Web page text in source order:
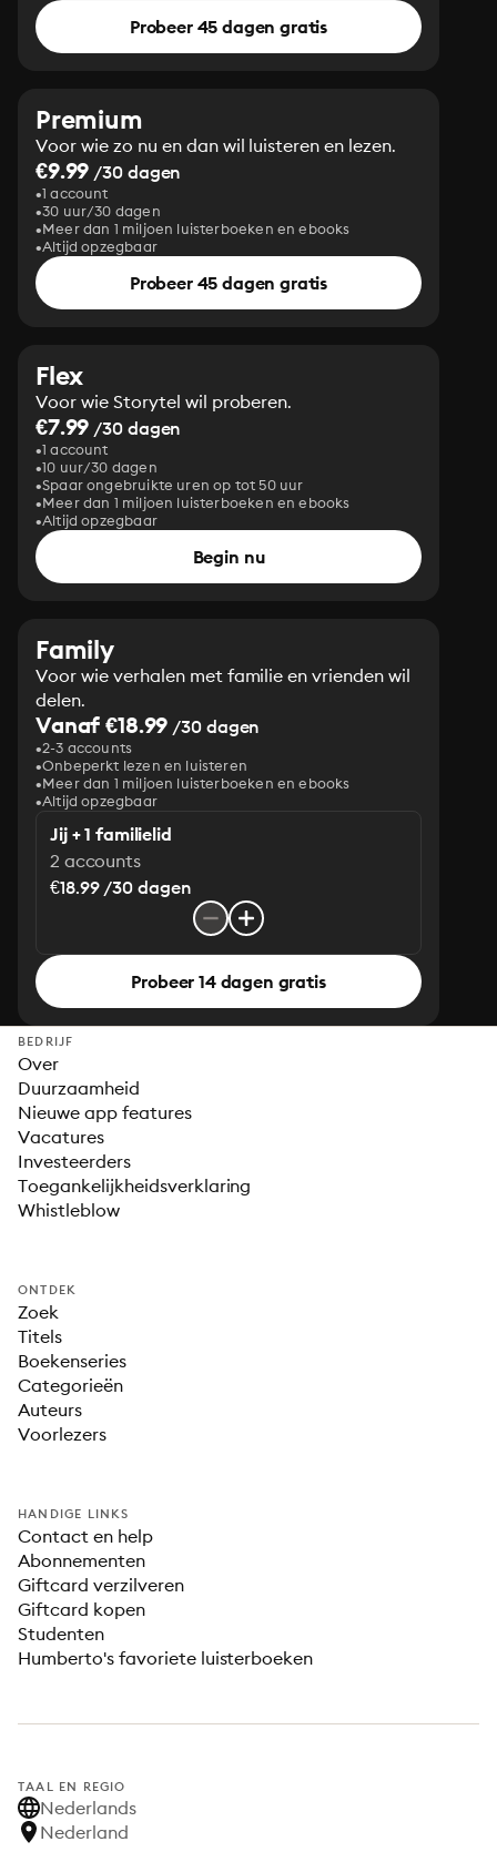
Probeer 45 dagen gratis
Premium
Voor wie zo nu en dan wil luisteren en lezen.
€9.99 /30 dagen
1 account
30 uur/30 dagen
Meer dan 1 miljoen luisterboeken en ebooks
Altijd opzegbaar
Probeer 45 dagen gratis
Flex
Voor wie Storytel wil proberen.
€7.99 /30 dagen
1 account
10 uur/30 dagen
Spaar ongebruikte uren op tot 50 uur
Meer dan 1 miljoen luisterboeken en ebooks
Altijd opzegbaar
Begin nu
Family
Voor wie verhalen met familie en vrienden wil
delen.
Vanaf €18.99 /30 dagen
2-3 accounts
Onbeperkt lezen en luisteren
Meer dan 1 miljoen luisterboeken en ebooks
Altijd opzegbaar
Jij + 1 familielid
2 accounts
€18.99 /30 dagen
Probeer 14 dagen gratis
BEDRIJF
Over
Duurzaamheid
Nieuwe app features
Vacatures
Investeerders
Toegankelijkheidsverklaring
Whistleblow
ONTDEK
Zoek
Titels
Boekenseries
Categorieën
Auteurs
Voorlezers
HANDIGE LINKS
Contact en help
Abonnementen
Giftcard verzilveren
Giftcard kopen
Studenten
Humberto's favoriete luisterboeken
TAAL EN REGIO
Nederlands
Nederland